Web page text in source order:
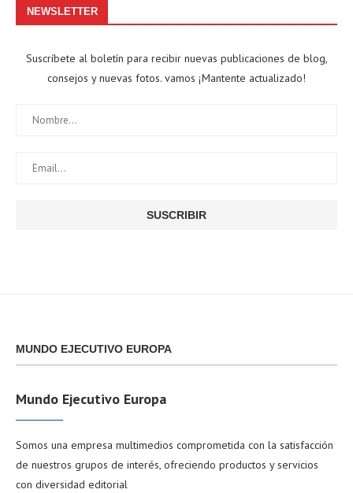
NEWSLETTER
Suscríbete al boletín para recibir nuevas publicaciones de blog,
consejos y nuevas fotos. vamos ¡Mantente actualizado!
MUNDO EJECUTIVO EUROPA
Mundo Ejecutivo Europa
Somos una empresa multimedios comprometida con la satisfacción
de nuestros grupos de interés, ofreciendo productos y servicios
con diversidad editorial